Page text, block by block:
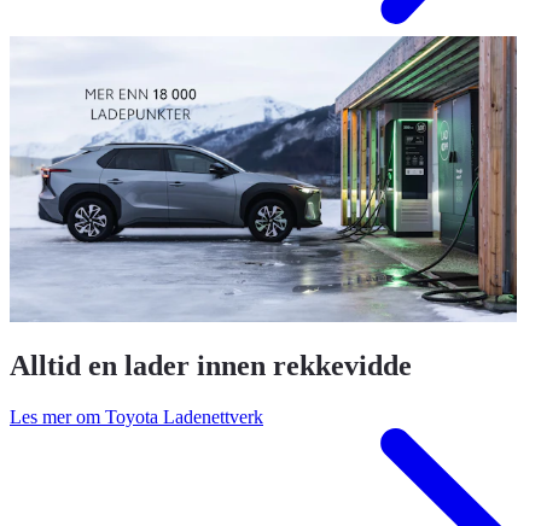
Alltid en lader innen rekkevidde
Les mer om Toyota Ladenettverk